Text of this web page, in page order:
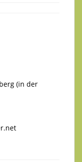
(in der